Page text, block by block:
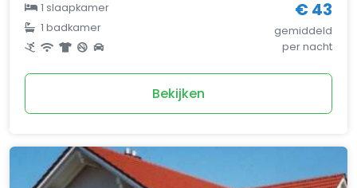
1 slaapkamer
1 badkamer
€ 43
gemiddeld
per nacht
Bekijken